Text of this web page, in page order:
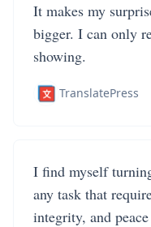
It makes my
bigger. I can only
showing.
TranslatePress
I find myself
any task that
integrity, and